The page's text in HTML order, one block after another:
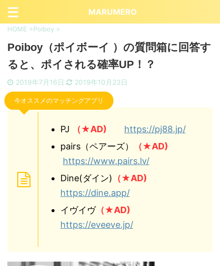
MARUMERO
HOME >Poiboy >
Poiboy（ポイボーイ ）の質問箱に回答す
ると、ポイされる確率UP！？
2019年7月16日 2019年10月23日
今オススメのマッチングアプリ
PJ （★AD)
https://pj88.jp/
pairs（ペアーズ）
（★AD)
https://www.pairs.lv/
Dine(ダイン) （★AD)
https://dine.app/
イヴイヴ（★AD)
https://eveeve.jp/